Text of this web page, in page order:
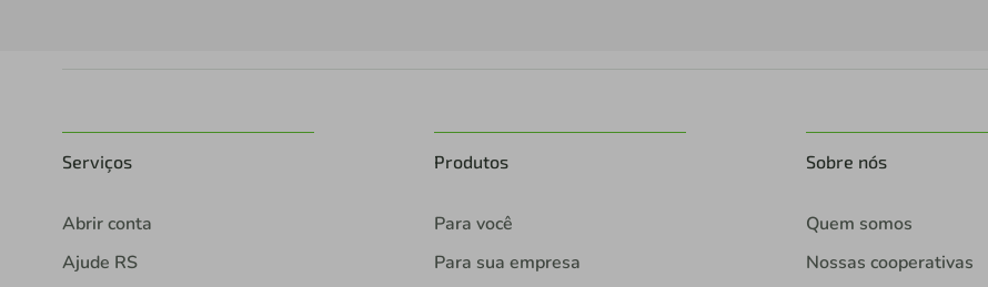
Serviços
Abrir conta
Ajude RS
Produtos
Para você
Para sua empresa
Sobre nós
Quem somos
Nossas cooperativas